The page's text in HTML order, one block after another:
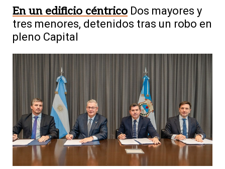
En un edificio céntrico Dos mayores y
tres menores, detenidos tras un robo en
pleno Capital